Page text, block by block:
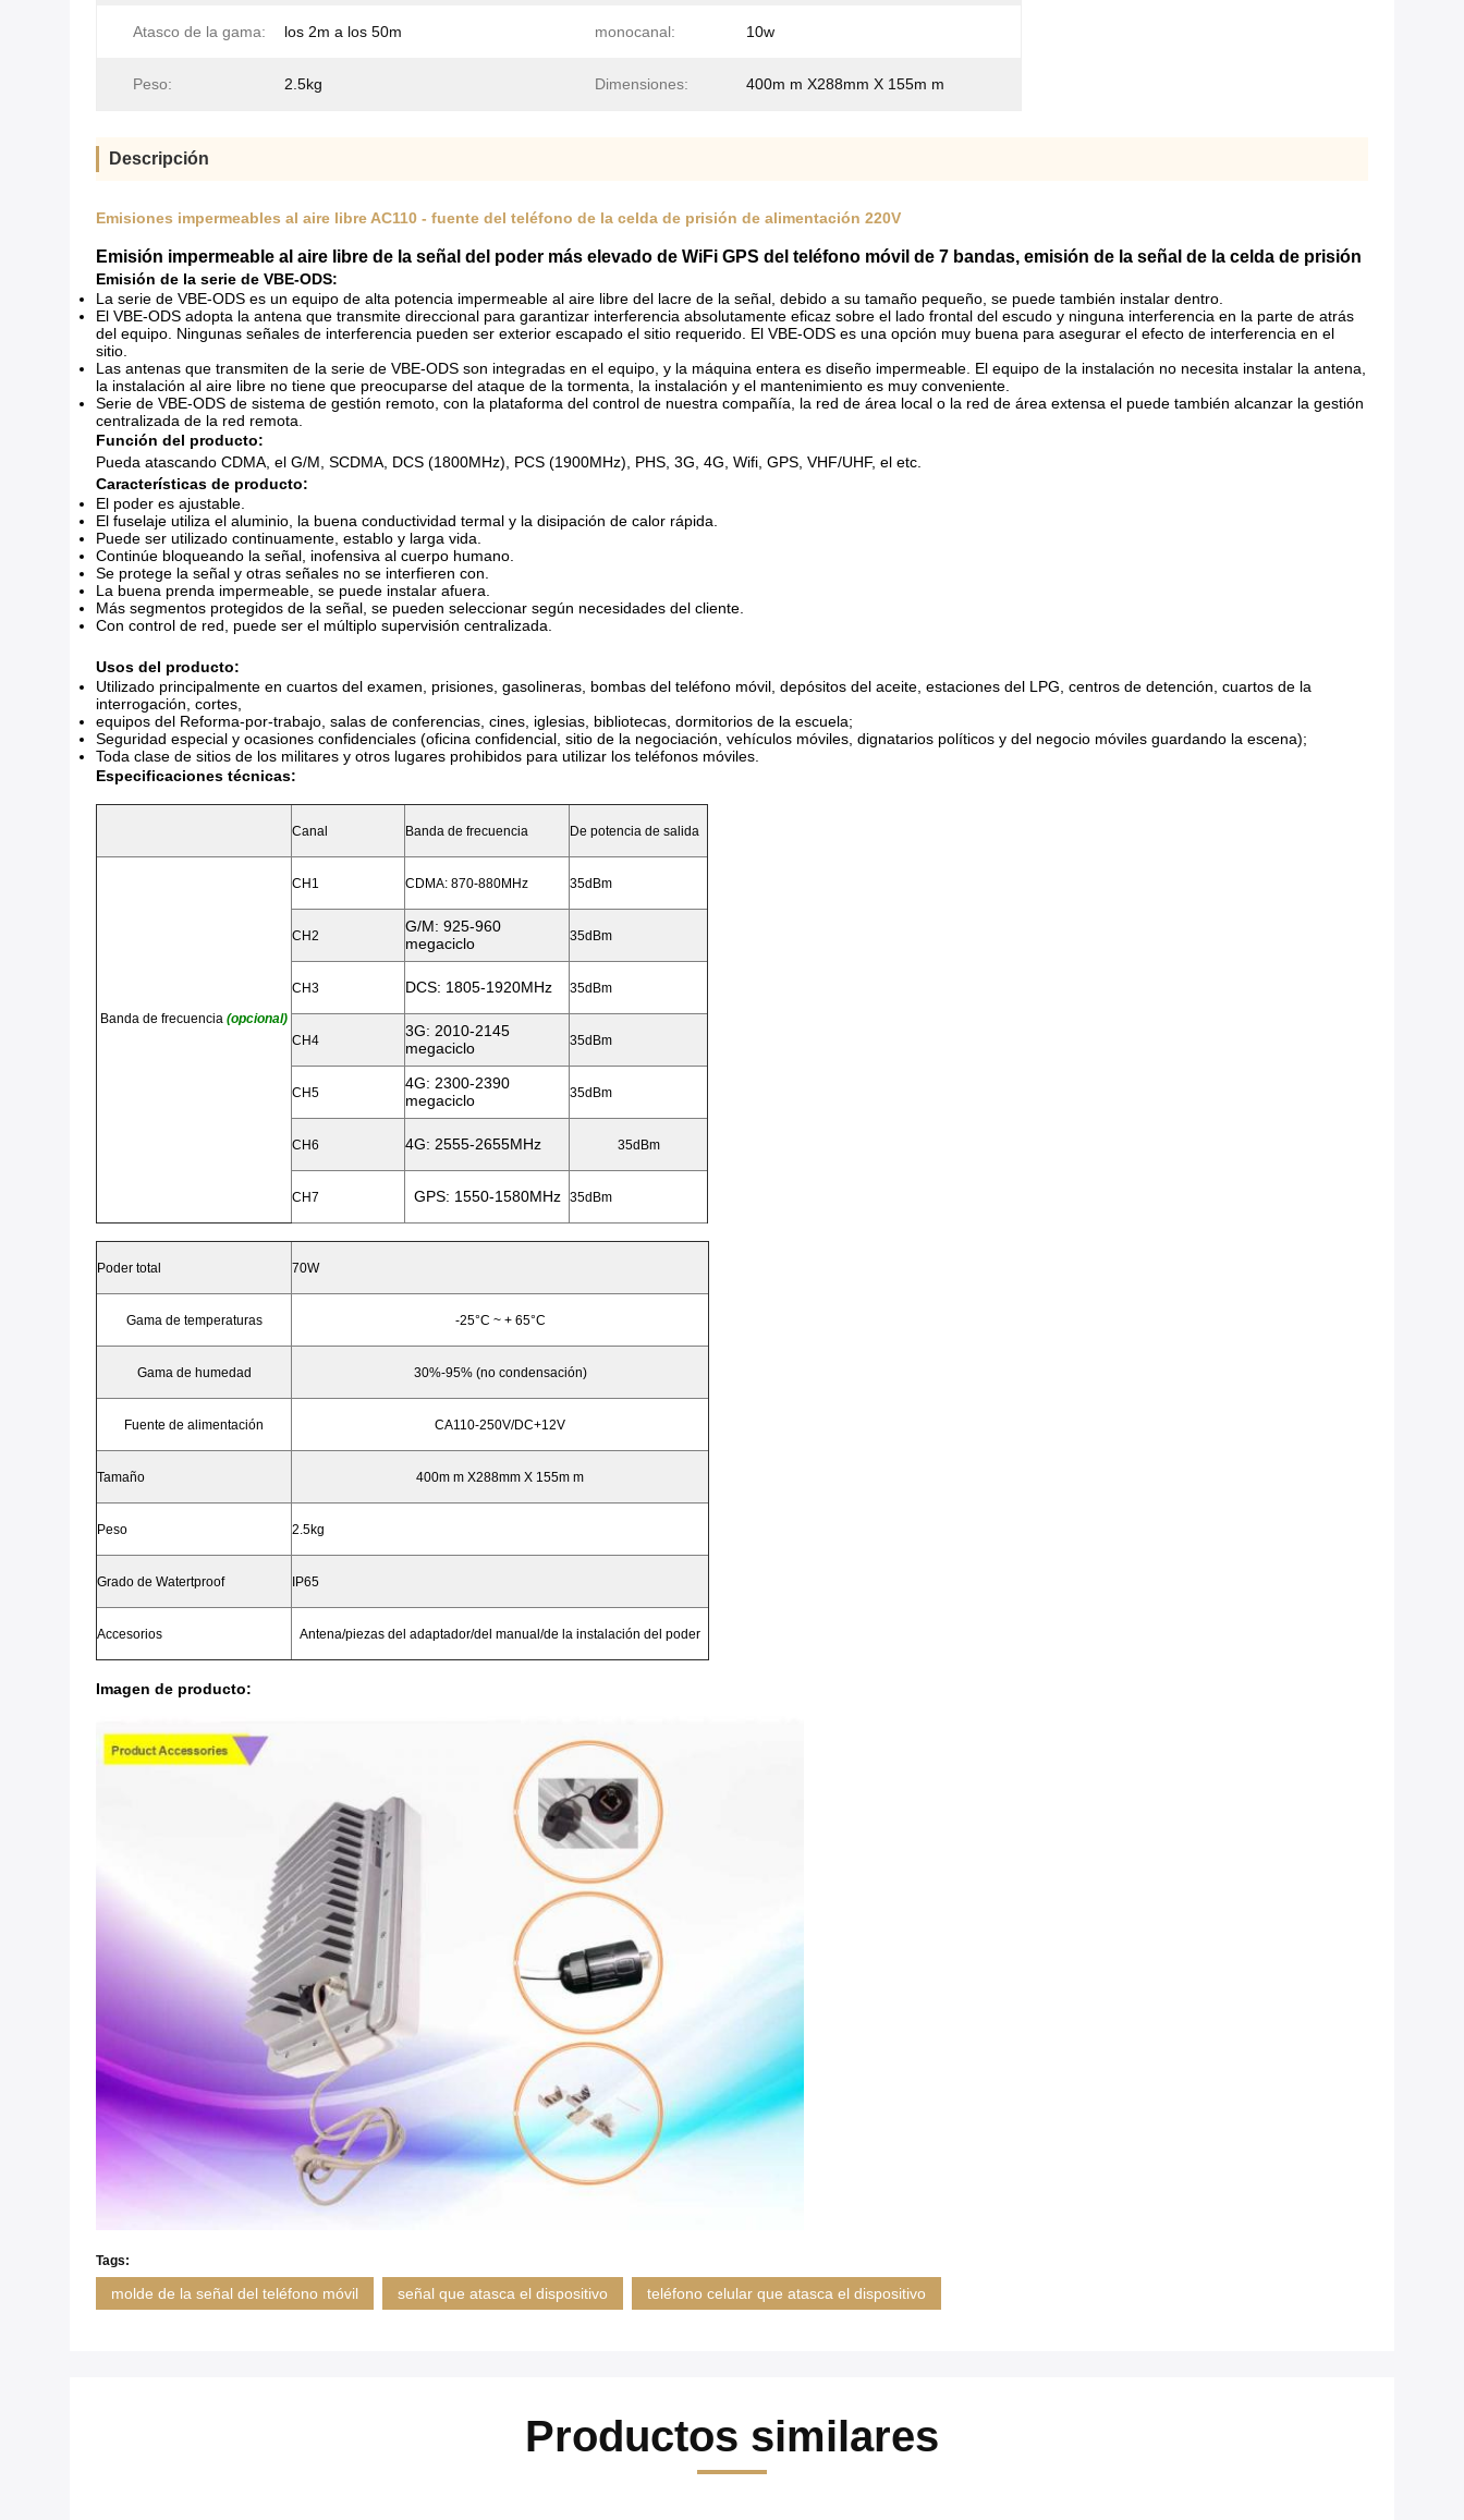
Atasco de la gama: los 2m a los 50m monocanal: 10w
Peso: 2.5kg Dimensiones: 400m m X288mm X 155m m
Descripción
Emisiones impermeables al aire libre AC110 - fuente del teléfono de la celda de prisión de alimentación 220V
Emisión impermeable al aire libre de la señal del poder más elevado de WiFi GPS del teléfono móvil de 7 bandas, emisión de la señal de la celda de prisión
Emisión de la serie de VBE-ODS:
La serie de VBE-ODS es un equipo de alta potencia impermeable al aire libre del lacre de la señal, debido a su tamaño pequeño, se puede también instalar dentro.
El VBE-ODS adopta la antena que transmite direccional para garantizar interferencia absolutamente eficaz sobre el lado frontal del escudo y ninguna interferencia en la parte de atrás
del equipo. Ningunas señales de interferencia pueden ser exterior escapado el sitio requerido. El VBE-ODS es una opción muy buena para asegurar el efecto de interferencia en el
sitio.
Las antenas que transmiten de la serie de VBE-ODS son integradas en el equipo, y la máquina entera es diseño impermeable. El equipo de la instalación no necesita instalar la antena,
la instalación al aire libre no tiene que preocuparse del ataque de la tormenta, la instalación y el mantenimiento es muy conveniente.
Serie de VBE-ODS de sistema de gestión remoto, con la plataforma del control de nuestra compañía, la red de área local o la red de área extensa el puede también alcanzar la gestión
centralizada de la red remota.
Función del producto:
Pueda atascando CDMA, el G/M, SCDMA, DCS (1800MHz), PCS (1900MHz), PHS, 3G, 4G, Wifi, GPS, VHF/UHF, el etc.
Características de producto:
El poder es ajustable.
El fuselaje utiliza el aluminio, la buena conductividad termal y la disipación de calor rápida.
Puede ser utilizado continuamente, establo y larga vida.
Continúe bloqueando la señal, inofensiva al cuerpo humano.
Se protege la señal y otras señales no se interfieren con.
La buena prenda impermeable, se puede instalar afuera.
Más segmentos protegidos de la señal, se pueden seleccionar según necesidades del cliente.
Con control de red, puede ser el múltiplo supervisión centralizada.
Usos del producto:
Utilizado principalmente en cuartos del examen, prisiones, gasolineras, bombas del teléfono móvil, depósitos del aceite, estaciones del LPG, centros de detención, cuartos de la
interrogación, cortes,
equipos del Reforma-por-trabajo, salas de conferencias, cines, iglesias, bibliotecas, dormitorios de la escuela;
Seguridad especial y ocasiones confidenciales (oficina confidencial, sitio de la negociación, vehículos móviles, dignatarios políticos y del negocio móviles guardando la escena);
Toda clase de sitios de los militares y otros lugares prohibidos para utilizar los teléfonos móviles.
Especificaciones técnicas:
Canal Banda de frecuencia De potencia de salida
Banda de frecuencia (opcional)
CH1 CDMA: 870-880MHz 35dBm
CH2
G/M: 925-960
megaciclo
35dBm
CH3 DCS: 1805-1920MHz 35dBm
CH4
3G: 2010-2145
megaciclo
35dBm
CH5
4G: 2300-2390
megaciclo
35dBm
CH6 4G: 2555-2655MHz 35dBm
CH7 GPS: 1550-1580MHz 35dBm
Poder total 70W
Gama de temperaturas -25°C ~ + 65°C
Gama de humedad 30%-95% (no condensación)
Fuente de alimentación CA110-250V/DC+12V
Tamaño 400m m X288mm X 155m m
Peso 2.5kg
Grado de Watertproof IP65
Accesorios Antena/piezas del adaptador/del manual/de la instalación del poder
Imagen de producto:
Tags:
molde de la señal del teléfono móvil señal que atasca el dispositivo teléfono celular que atasca el dispositivo
Productos similares